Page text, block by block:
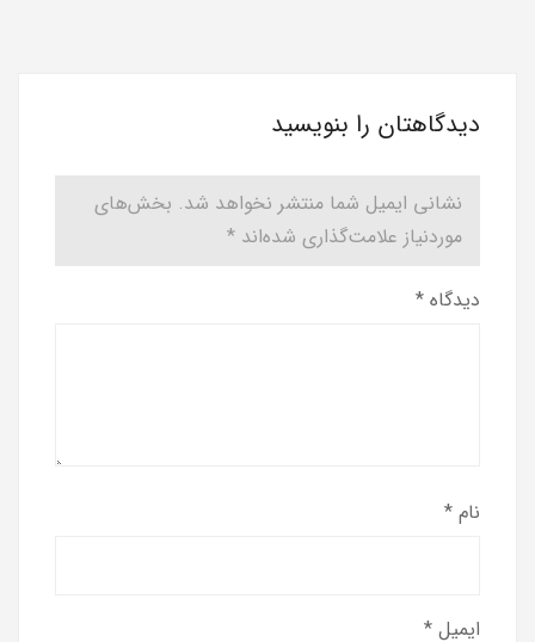
دیدگاهتان را بنویسید
نشانی ایمیل شما منتشر نخواهد شد. بخش‌های
موردنیاز علامت‌گذاری شده‌اند *
دیدگاه *
نام *
ایمیل *